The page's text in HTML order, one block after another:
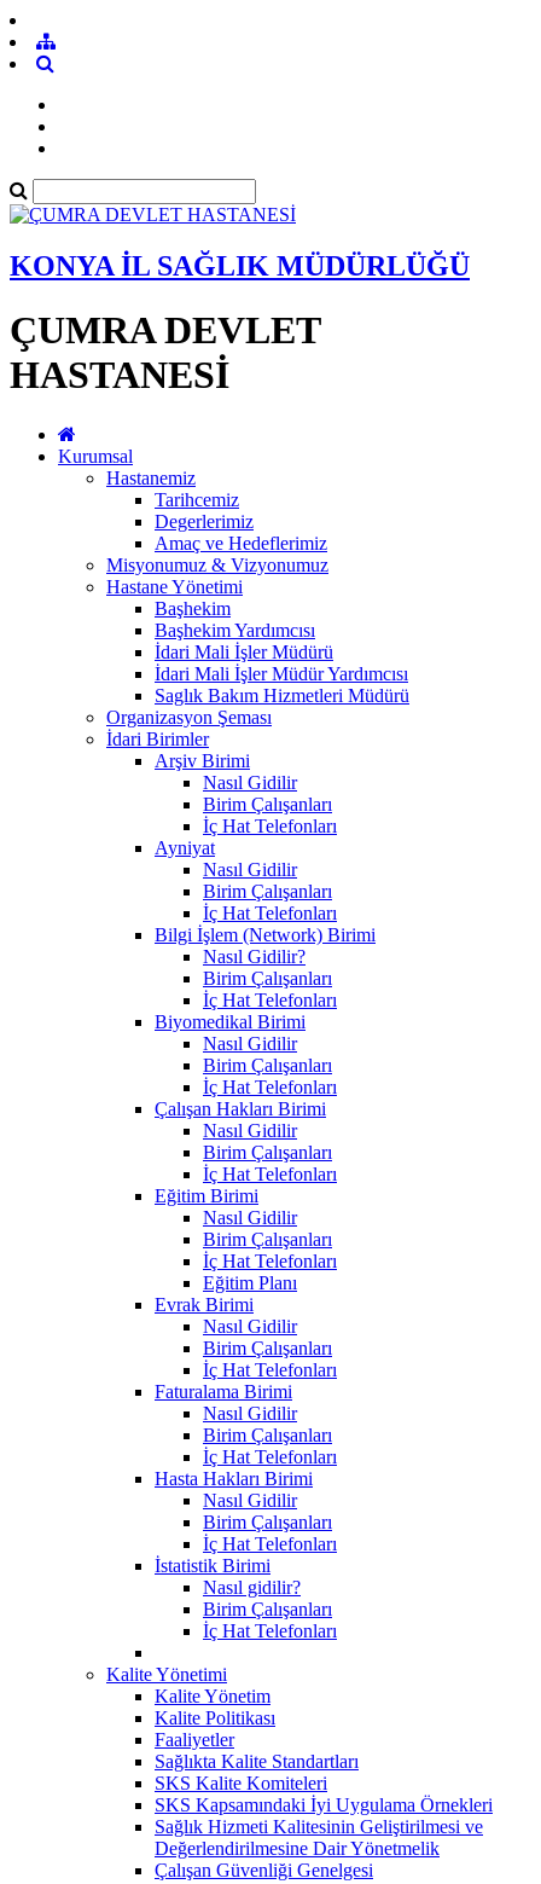
KONYA İL SAĞLIK MÜDÜRLÜĞÜ
ÇUMRA DEVLET
HASTANESİ
Kurumsal
Hastanemiz
Tarihcemiz
Degerlerimiz
Amaç ve Hedeflerimiz
Misyonumuz & Vizyonumuz
Hastane Yönetimi
Başhekim
Başhekim Yardımcısı
İdari Mali İşler Müdürü
İdari Mali İşler Müdür Yardımcısı
Saglık Bakım Hizmetleri Müdürü
Organizasyon Şeması
İdari Birimler
Arşiv Birimi
Nasıl Gidilir
Birim Çalışanları
İç Hat Telefonları
Ayniyat
Nasıl Gidilir
Birim Çalışanları
İç Hat Telefonları
Bilgi İşlem (Network) Birimi
Nasıl Gidilir?
Birim Çalışanları
İç Hat Telefonları
Biyomedikal Birimi
Nasıl Gidilir
Birim Çalışanları
İç Hat Telefonları
Çalışan Hakları Birimi
Nasıl Gidilir
Birim Çalışanları
İç Hat Telefonları
Eğitim Birimi
Nasıl Gidilir
Birim Çalışanları
İç Hat Telefonları
Eğitim Planı
Evrak Birimi
Nasıl Gidilir
Birim Çalışanları
İç Hat Telefonları
Faturalama Birimi
Nasıl Gidilir
Birim Çalışanları
İç Hat Telefonları
Hasta Hakları Birimi
Nasıl Gidilir
Birim Çalışanları
İç Hat Telefonları
İstatistik Birimi
Nasıl gidilir?
Birim Çalışanları
İç Hat Telefonları
Kalite Yönetimi
Kalite Yönetim
Kalite Politikası
Faaliyetler
Sağlıkta Kalite Standartları
SKS Kalite Komiteleri
SKS Kapsamındaki İyi Uygulama Örnekleri
Sağlık Hizmeti Kalitesinin Geliştirilmesi ve
Değerlendirilmesine Dair Yönetmelik
Çalışan Güvenliği Genelgesi